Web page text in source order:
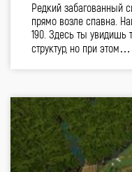
Редкий забагованный
прямо возле спавна.
190. Здесь ты увидишь
структур, но при этом…